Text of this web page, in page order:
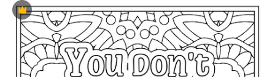
Premium